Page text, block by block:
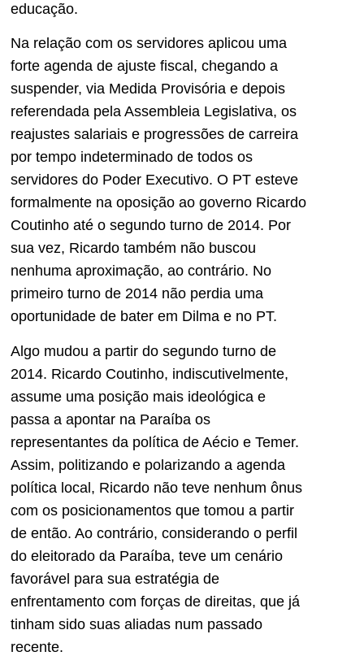
educação.
Na relação com os servidores aplicou uma
forte agenda de ajuste fiscal, chegando a
suspender, via Medida Provisória e depois
referendada pela Assembleia Legislativa, os
reajustes salariais e progressões de carreira
por tempo indeterminado de todos os
servidores do Poder Executivo. O PT esteve
formalmente na oposição ao governo Ricardo
Coutinho até o segundo turno de 2014. Por
sua vez, Ricardo também não buscou
nenhuma aproximação, ao contrário. No
primeiro turno de 2014 não perdia uma
oportunidade de bater em Dilma e no PT.
Algo mudou a partir do segundo turno de
2014. Ricardo Coutinho, indiscutivelmente,
assume uma posição mais ideológica e
passa a apontar na Paraíba os
representantes da política de Aécio e Temer.
Assim, politizando e polarizando a agenda
política local, Ricardo não teve nenhum ônus
com os posicionamentos que tomou a partir
de então. Ao contrário, considerando o perfil
do eleitorado da Paraíba, teve um cenário
favorável para sua estratégia de
enfrentamento com forças de direitas, que já
tinham sido suas aliadas num passado
recente.